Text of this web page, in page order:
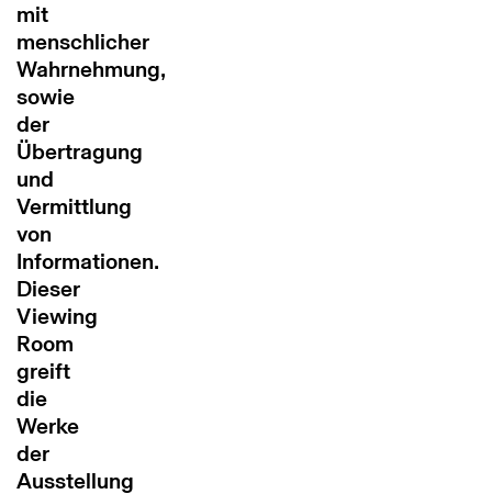
mit
menschlicher
Wahrnehmung,
sowie
der
Übertragung
und
Vermittlung
von
Informationen.
Dieser
Viewing
Room
greift
die
Werke
der
Ausstellung